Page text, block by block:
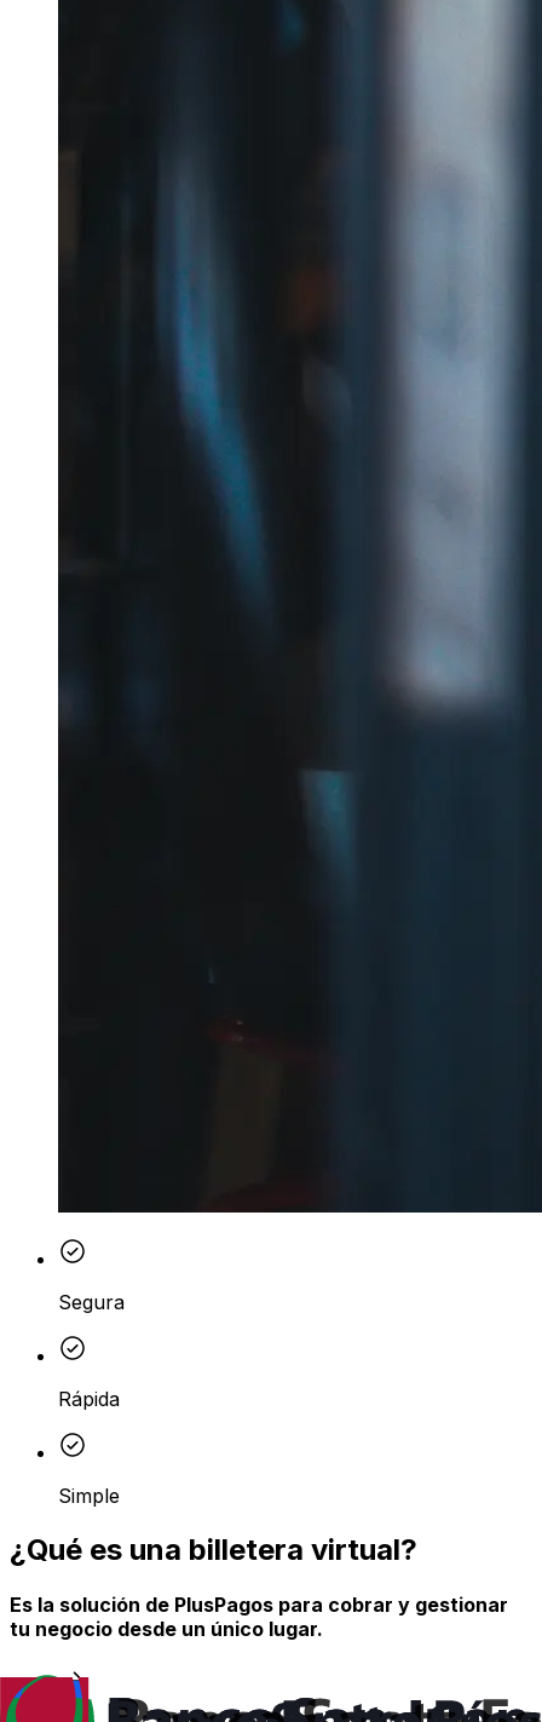
Segura
Rápida
Simple
¿Qué es una billetera virtual?
Es la solución de PlusPagos para cobrar y gestionar
tu negocio desde un único lugar.